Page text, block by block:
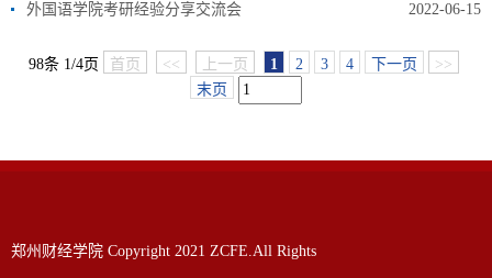
外国语学院考研经验分享交流会 2022-06-15
98条 1/4页 首页 << 上一页 1 2 3 4 下一页
>>
末页
郑州财经学院 Copyright 2021 ZCFE.All Rights